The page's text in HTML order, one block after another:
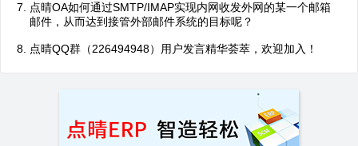
点晴OA如何通过SMTP/IMAP实现内网收发外网的某一个邮箱
邮件，从而达到接管外部邮件系统的目标呢？
点晴QQ群（226494948）用户发言精华荟萃，欢迎加入！